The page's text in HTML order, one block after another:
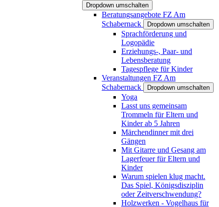
Dropdown umschalten
Beratungsangebote FZ Am
Schabernack
Dropdown umschalten
Sprachförderung und
Logopädie
Erziehungs-, Paar- und
Lebensberatung
Tagespflege für Kinder
Veranstaltungen FZ Am
Schabernack
Dropdown umschalten
Yoga
Lasst uns gemeinsam
Trommeln für Eltern und
Kinder ab 5 Jahren
Märchendinner mit drei
Gängen
Mit Gitarre und Gesang am
Lagerfeuer für Eltern und
Kinder
Warum spielen klug macht.
Das Spiel, Königsdisziplin
oder Zeitverschwendung?
Holzwerken - Vogelhaus für